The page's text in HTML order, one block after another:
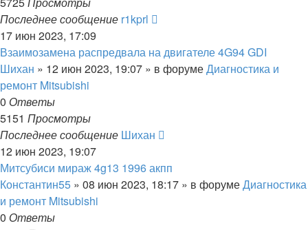
Последнее сообщение r1kprl
17 июн 2023, 17:09
Взаимозамена распредвала на двигателе 4G94 GDI
Шихан » 12 июн 2023, 19:07 » в форумеДиагностика и
ремонт Mitsubishi
0 Ответы
5151 Просмотры
Последнее сообщение Шихан
12 июн 2023, 19:07
Митсубиси мираж 4g13 1996 акпп
Константин55 » 08 июн 2023, 18:17 » в форумеДиагностика
и ремонт Mitsubishi
0 Ответы